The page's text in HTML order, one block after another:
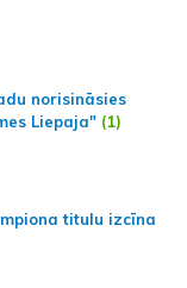
norisināsies
Liepaja" (1)
titulu izcīna